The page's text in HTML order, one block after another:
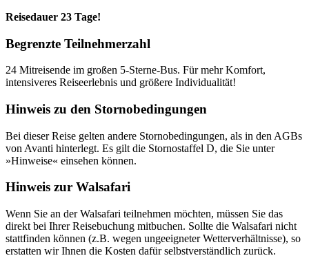
Reisedauer 23 Tage!
Begrenzte Teilnehmerzahl
24 Mitreisende im großen 5-Sterne-Bus. Für mehr Komfort,
intensiveres Reiseerlebnis und größere Individualität!
Hinweis zu den Stornobedingungen
Bei dieser Reise gelten andere Stornobedingungen, als in den AGBs
von Avanti hinterlegt. Es gilt die Stornostaffel D, die Sie unter
»Hinweise« einsehen können.
Hinweis zur Walsafari
Wenn Sie an der Walsafari teilnehmen möchten, müssen Sie das
direkt bei Ihrer Reisebuchung mitbuchen. Sollte die Walsafari nicht
stattfinden können (z.B. wegen ungeeigneter Wetterverhältnisse), so
erstatten wir Ihnen die Kosten dafür selbstverständlich zurück.